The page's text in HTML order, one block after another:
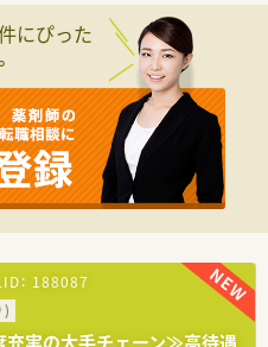
そ活躍できるキャリアパスが多
ジャーや営業部長等のマネジメン
せるスペシャリストを目指すこ
部門等の本社スタッフなど活動領
おり、在宅医療へもしっかりと関
能で、時短制度は小学5年生まで
イフバランスが整っています
員割引制度など嬉しいメリットも
にぴった
： 188087
)